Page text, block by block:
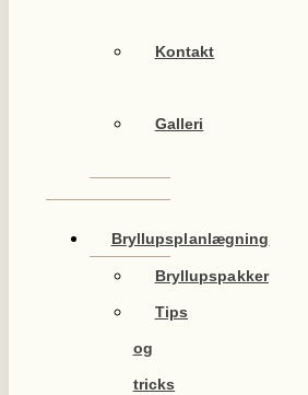
Kontakt
Galleri
Bryllupsplanlægning
Bryllupspakker
Tips
og
tricks